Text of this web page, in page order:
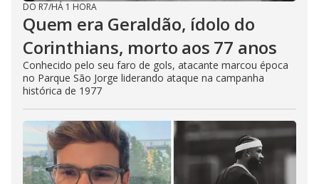
DO R7/HÁ 1 HORA
Quem era Geraldão, ídolo do
Corinthians, morto aos 77 anos
Conhecido pelo seu faro de gols, atacante marcou época
no Parque São Jorge liderando ataque na campanha
histórica de 1977